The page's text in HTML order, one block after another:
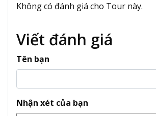
Không có đánh giá cho Tour này.
Viết đánh giá
Tên bạn
Nhận xét của bạn